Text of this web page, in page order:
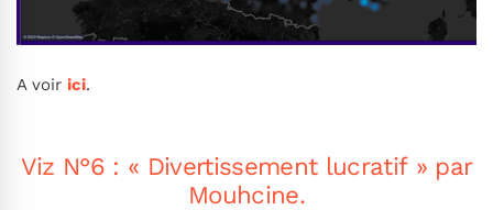
A voir ici.
Viz N°6 : « Divertissement lucratif »par
Mouhcine.